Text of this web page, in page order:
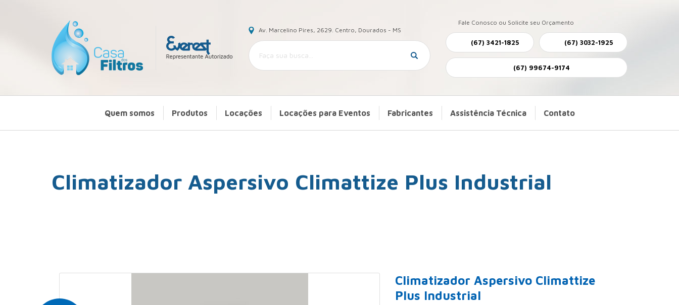
Av. Marcelino Pires, 2629. Centro, Dourados - MS
Fale Conosco ou Solicite seu Orçamento
(67) 3421-1825 (67) 3032-1925
(67) 99674-9174
Quem somos Produtos Locações Locações para Eventos Fabricantes Assistência Técnica Contato
Climatizador Aspersivo Climattize Plus Industrial
Climatizador Aspersivo Climattize
Plus Industrial